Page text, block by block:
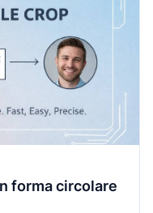
forma circolare